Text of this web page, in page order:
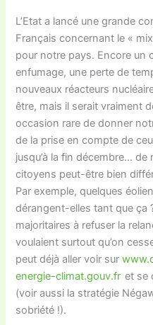
L’Etat a lancé une grande
Français concernant le «
pour notre pays. Encore un
enfumage, une perte de
nouveaux réacteurs
être, mais il serait vraiment
occasion rare de donner
de la prise en compte de
jusqu’à la fin décembre…
citoyens peut-être bien
Par exemple, quelques
dérangent-elles tant que ça
majoritaires à refuser la
voulaient surtout qu’on
peut déjà aller voir sur
energie-climat.gouv.fr et se
(voir aussi la stratégie
sobriété !).